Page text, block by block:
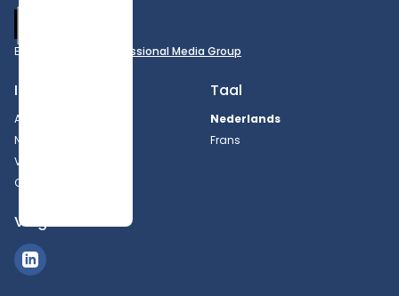
Footer
Een uitgave van Professional Media Group
Informatie
Adverteren
Nieuws melden
Vacatures
Over ons
Taal
Nederlands
Frans
Volg ons